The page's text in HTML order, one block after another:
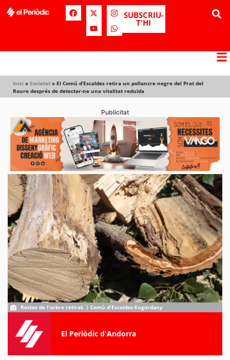
SUBSCRIU-
T'HI
Inici » Societat » El Comú d’Escaldes retira un pollancre negre del Prat del
Roure després de detectar-ne una vitalitat reduïda
Publicitat
Restes de l'arbre retirat. | Comú d'Escaldes-Engordany
El Periòdic d'Andorra